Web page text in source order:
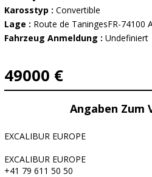
Karosstyp : Convertible
Lage : Route de TaningesFR-74100
Fahrzeug Anmeldung : Undefiniert
49000 €
Angaben Zum
EXCALIBUR EUROPE
EXCALIBUR EUROPE
+41 79 611 50 50